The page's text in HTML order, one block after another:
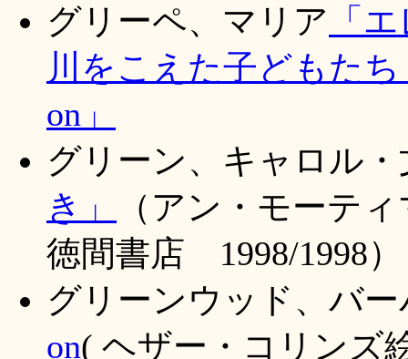
グリーペ、マリア 「
川をこえた子どもたち
on」
グリーン、キャロル・
き」
（アン・モー
徳間書店 1998/1998）
グリーンウッド、バ
on( ヘザー・コリンズ